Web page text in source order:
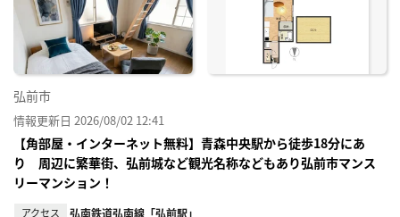
弘前市
情報更新日 2026/08/02 12:41
【角部屋・インターネット無料】青森中央駅から徒歩18分にあ
り 周辺に繁華街、弘前城など観光名称などもあり弘前市マンス
リーマンション！
アクセス 弘南鉄道弘南線「弘前駅」